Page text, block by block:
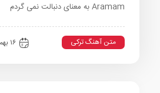
Aramam به معنای دنبالت نمی گردم
متن آهنگ ترکی ۱۶ بهمن ۱۴۰۱